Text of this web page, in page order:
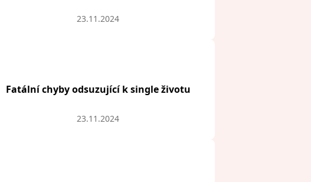
23.11.2024
Fatální chyby odsuzující k single životu
23.11.2024